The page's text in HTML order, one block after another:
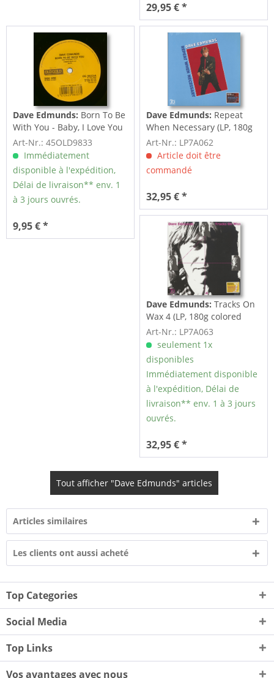
29,95 € *
Dave Edmunds: Born To Be
With You - Baby, I Love You
(7inch,...
Art-Nr.: 45OLD9833
Immédiatement
disponible à l'expédition,
Délai de livraison** env. 1
à 3 jours ouvrés.
9,95 € *
Dave Edmunds: Repeat
When Necessary (LP, 180g
colored Vinyl)
Art-Nr.: LP7A062
Article doit être
commandé
32,95 € *
Dave Edmunds: Tracks On
Wax 4 (LP, 180g colored
Vinyl)
Art-Nr.: LP7A063
seulement 1x
disponibles
Immédiatement disponible
à l'expédition, Délai de
livraison** env. 1 à 3 jours
ouvrés.
32,95 € *
Tout afficher "Dave Edmunds" articles
Articles similaires
Les clients ont aussi acheté
Top Categories
Social Media
Top Links
Vos avantages avec nous